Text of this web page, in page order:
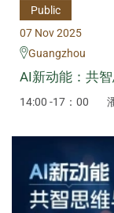
Public
07 Nov 2025
Guangzhou
AI新动能：共
14:00 -17：00